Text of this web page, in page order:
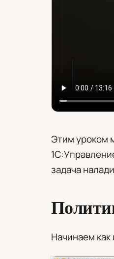
Этим уроком
задача
Начинаем как